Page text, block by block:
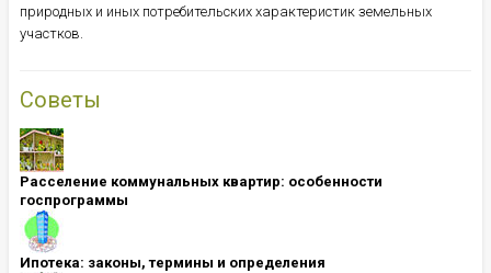
природных и иных потребительских характеристик земельных
участков.
Советы
Расселение коммунальных квартир: особенности
госпрограммы
Ипотека: ​​​​​​​законы, термины и определения